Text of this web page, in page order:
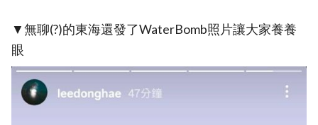
▼無聊(?)的東海還發了WaterBomb照片讓大家養養
眼